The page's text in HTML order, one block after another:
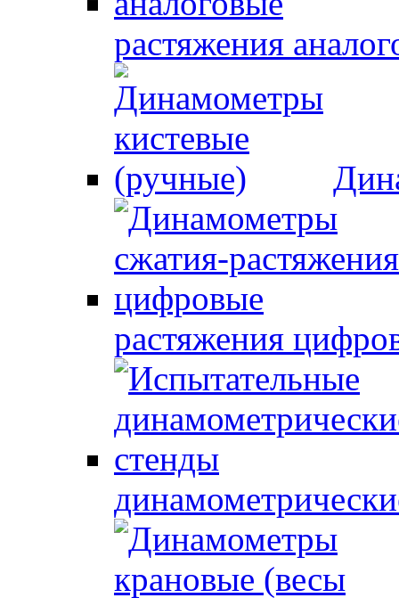
растяжения
растяжения